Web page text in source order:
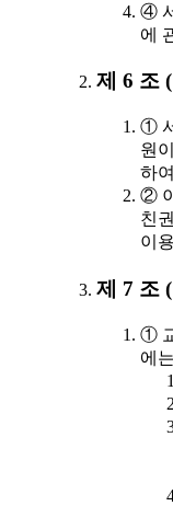
④
에
제 6 조
①
원
하
②
친
이
제 7 조
①
에